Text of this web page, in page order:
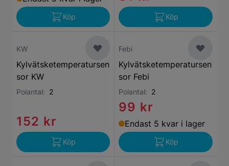
Köp Köp
KW
Kylvätsketemperatursen
sor KW
Polantal: 2
152 kr
Köp
Febi
Kylvätsketemperatursen
sor Febi
Polantal: 2
99 kr
Endast 5 kvar i lager
Köp